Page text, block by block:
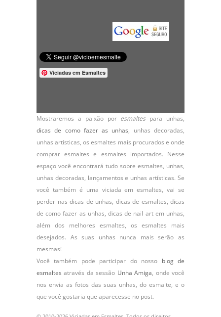
Viciadas em Esmaltes
Mostraremos a paixão por esmaltes para unhas,
dicas de como fazer as unhas, unhas decoradas,
unhas artísticas, osesmaltes mais procurados e onde
comprar esmaltes e esmaltes importados. Nesse
espaço você encontrará tudo sobre esmaltes, unhas,
unhas decoradas, lançamentos e unhas artísticas. Se
você também é uma viciada em esmaltes, vai se
perder nas dicas de unhas, dicas de esmaltes, dicas
de como fazer as unhas, dicas de nail art em unhas,
além dos melhores esmaltes, os esmaltes mais
desejados. As suas unhas nunca mais serão as
mesmas!
Você também pode participar do nosso blog de
esmaltes através da sessão Unha Amiga, onde você
nos envia as fotos das suas unhas, do esmalte, e o
que você gostaria que aparecesse no post.